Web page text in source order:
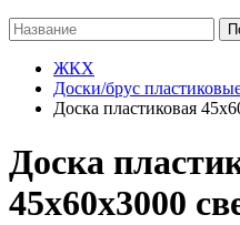
ЖКХ
Доски/брус
Доска пластиковая
Доска
45х60х3000